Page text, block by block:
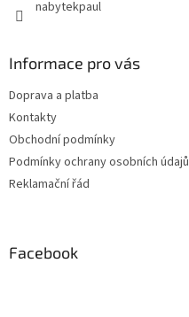
nabytekpaul
Informace pro vás
Doprava a platba
Kontakty
Obchodní podmínky
Podmínky ochrany osobních údajů
Reklamační řád
Facebook